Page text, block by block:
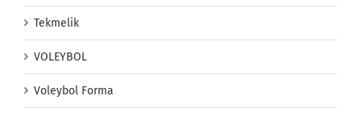
Tekmelik
VOLEYBOL
Voleybol Forma